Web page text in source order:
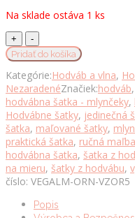
Na sklade ostáva 1 ks
Hodvábna
šatka
ORNAMENT
VZOR_5,
90
x
90cm,
Made
in
SLOVAKIA
množstvo
Pridať do košíka
Kategórie:Hodváb a vlna,
NezaradenéZnačiek:hodváb,
hodvábna šatka - mlynčeky,
Hodvábne šatky, jedinečná
šatka, maľované šatky,
praktická šatka, ručná
hodvábna šatka, šatka z
na mieru, šatky z hodvábu,
číslo: VEGALM-ORN-VZOR5
Popis